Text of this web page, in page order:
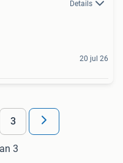
Details
20 jul 26
3
3